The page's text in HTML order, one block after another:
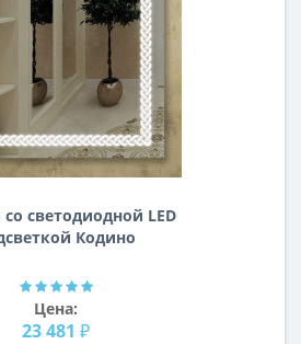
светодиодной LED
Кодино
Цена:
23 481 ₽